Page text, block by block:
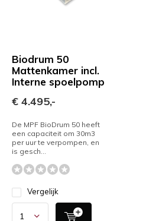
Biodrum 50
Mattenkamer incl.
Interne spoelpomp
€ 4.495,-
De MPF BioDrum 50 heeft
een capaciteit om 30m3
per uur te verpompen, en
is gesch...
Vergelijk